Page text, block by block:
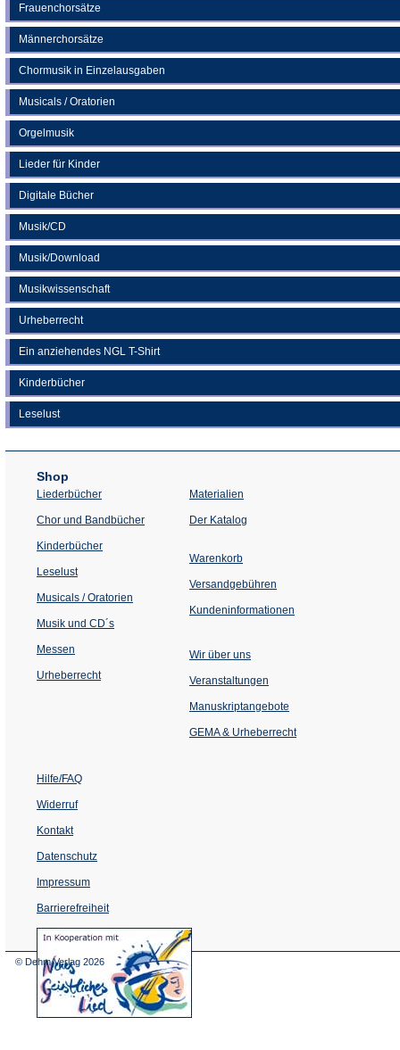
Frauenchorsätze
Männerchorsätze
Chormusik in Einzelausgaben
Musicals / Oratorien
Orgelmusik
Lieder für Kinder
Digitale Bücher
Musik/CD
Musik/Download
Musikwissenschaft
Urheberrecht
Ein anziehendes NGL T-Shirt
Kinderbücher
Leselust
Shop
Liederbücher
Chor und Bandbücher
Kinderbücher
Leselust
Musicals / Oratorien
Musik und CD´s
Messen
Urheberrecht
Materialien
Der Katalog
Warenkorb
Versandgebühren
Kundeninformationen
Wir über uns
Veranstaltungen
einem
Tab)
Manuskriptangebote
GEMA & Urheberrecht
Hilfe/FAQ
Widerruf
Kontakt
Datenschutz
Impressum
Barrierefreiheit
(Öffnet
in
© Dehm Verlag 2026